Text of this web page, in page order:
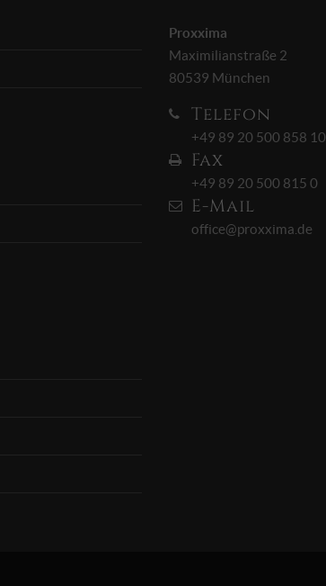
Proxxima
Maximilianstraße 2
80539 München
Telefon
+49 89 20 500 858 10
Fax
+49 89 20 500 815 0
E-Mail
office@proxxima.de